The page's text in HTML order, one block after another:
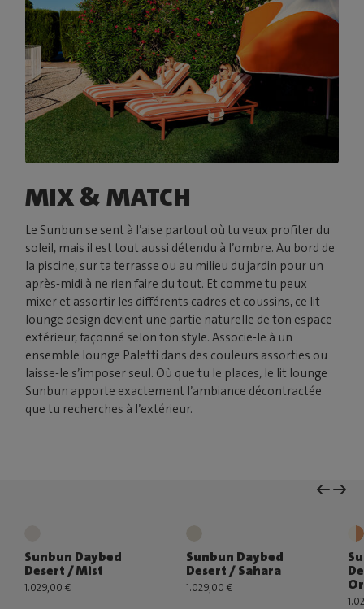
MIX & MATCH
Le Sunbun se sent à l’aise partout où tu veux profiter du
soleil, mais il est tout aussi détendu à l’ombre. Au bord de
la piscine, sur ta terrasse ou au milieu du jardin pour un
après-midi à ne rien faire du tout. Et comme tu peux
mixer et assortir les différents cadres et coussins, ce lit
lounge design devient une partie naturelle de ton espace
extérieur, façonné selon ton style. Associe-le à un
ensemble lounge Paletti dans des couleurs assorties ou
laisse-le s’imposer seul. Où que tu le places, le lit lounge
Sunbun apporte exactement l’ambiance décontractée
que tu recherches à l’extérieur.
Sunbun Daybed
Desert / Mist
1.029,00 €
Sunbun Daybed
Desert / Sahara
1.029,00 €